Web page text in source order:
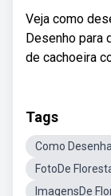
Veja como
Desenho para
de cachoeira
Tags
Como
FotoDe
ImagensDe